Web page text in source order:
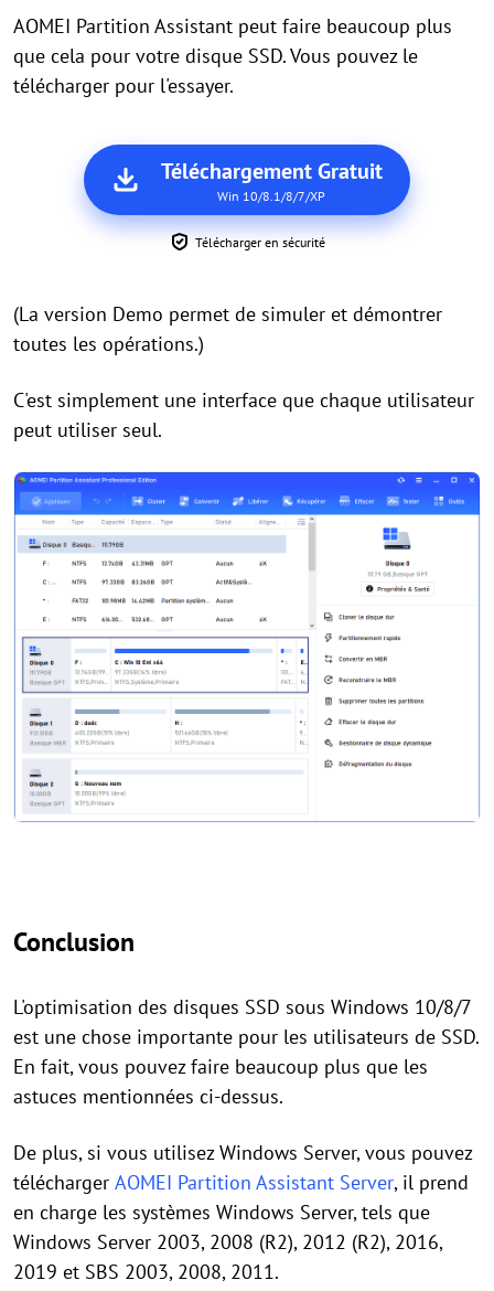
AOMEI Partition Assistant peut faire beaucoup plus
que cela pour votre disque SSD. Vous pouvez le
télécharger pour l'essayer.
Téléchargement Gratuit
Win 10/8.1/8/7/XP
Télécharger en sécurité
(La version Demo permet de simuler et démontrer
toutes les opérations.)
C'est simplement une interface que chaque utilisateur
peut utiliser seul.
Conclusion
L'optimisation des disques SSD sous Windows 10/8/7
est une chose importante pour les utilisateurs de SSD.
En fait, vous pouvez faire beaucoup plus que les
astuces mentionnées ci-dessus.
De plus, si vous utilisez Windows Server, vous pouvez
télécharger AOMEI Partition Assistant Server, il prend
en charge les systèmes Windows Server, tels que
Windows Server 2003, 2008 (R2), 2012 (R2), 2016,
2019 et SBS 2003, 2008, 2011.